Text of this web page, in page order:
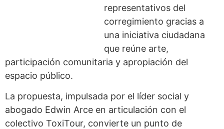
representativos del
corregimiento gracias a
una iniciativa ciudadana
que reúne arte,
participación comunitaria y apropiación del
espacio público.
La propuesta, impulsada por el líder social y
abogado Edwin Arce en articulación con el
colectivo ToxiTour, convierte un punto de